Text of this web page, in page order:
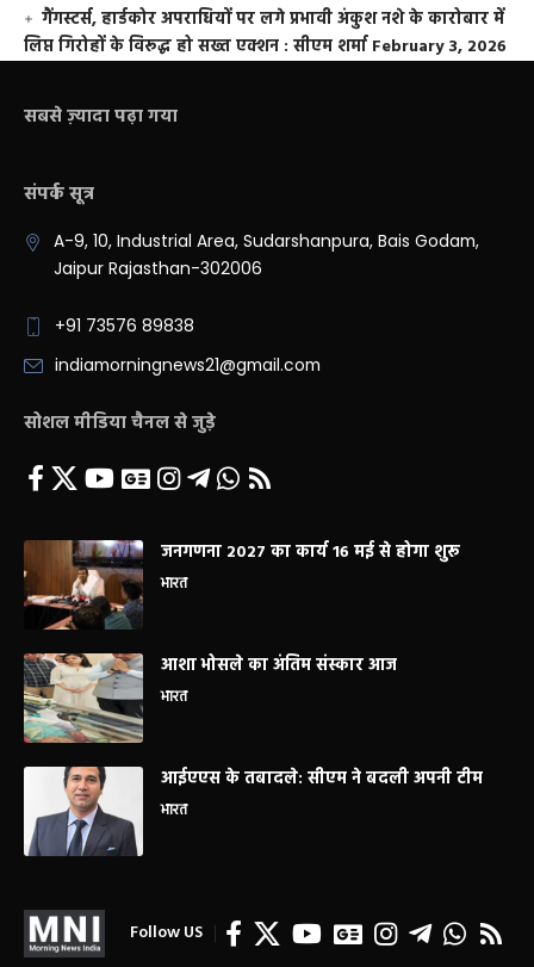
गैंगस्टर्स, हार्डकोर अपराधियों पर लगे प्रभावी अंकुश नशे के कारोबार में
लिप्त गिरोहों के विरूद्ध हो सख्त एक्शन : सीएम शर्मा February 3, 2026
सबसे ज़्यादा पढ़ा गया
संपर्क सूत्र
A-9, 10, Industrial Area, Sudarshanpura, Bais Godam,
Jaipur Rajasthan-302006
+91 73576 89838
indiamorningnews21@gmail.com
सोशल मीडिया चैनल से जुड़े
जनगणना 2027 का कार्य 16 मई से होगा शुरू
भारत
आशा भोसले का अंतिम संस्कार आज
भारत
आईएएस के तबादले: सीएम ने बदली अपनी टीम
भारत
Follow US